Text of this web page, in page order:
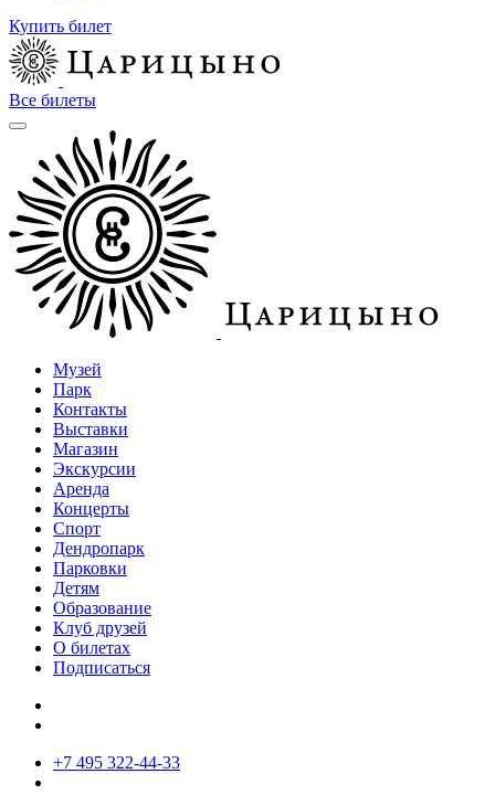
Купить билет
Все билеты
Музей
Парк
Контакты
Выставки
Магазин
Экскурсии
Аренда
Концерты
Спорт
Дендропарк
Парковки
Детям
Образование
Клуб друзей
О билетах
Подписаться
+7 495 322-44-33